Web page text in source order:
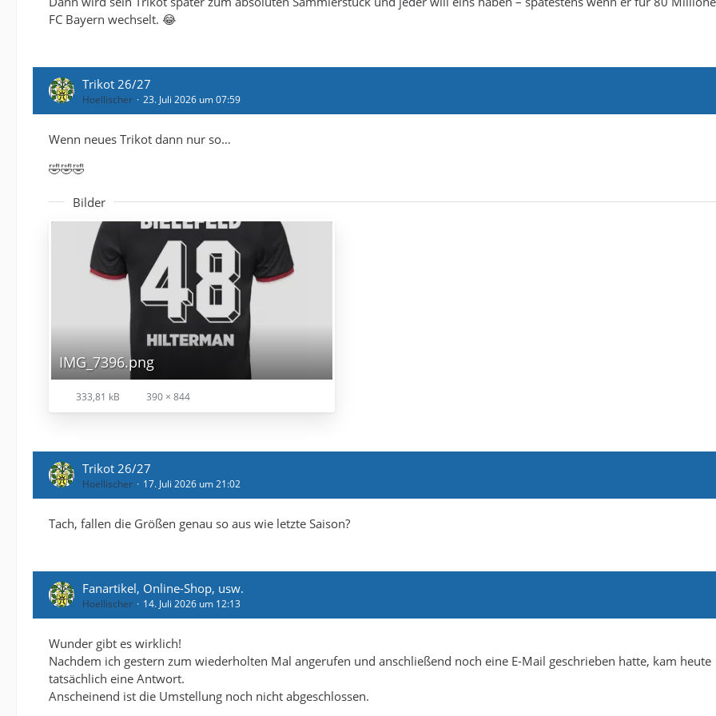
FC Bayern wechselt. 😂
Trikot 26/27
Hoellischer 23. Juli 2026 um 07:59
Wenn neues Trikot dann nur so…
🤣🤣🤣
Bilder
IMG_7396.png
333,81 kB 390 × 844
Trikot 26/27
Hoellischer 17. Juli 2026 um 21:02
Tach, fallen die Größen genau so aus wie letzte Saison?
Fanartikel, Online-Shop, usw.
Hoellischer 14. Juli 2026 um 12:13
Wunder gibt es wirklich!
Nachdem ich gestern zum wiederholten Mal angerufen und anschließend noch eine E-Mail geschrieben hatte, kam heute
tatsächlich eine Antwort.
Anscheinend ist die Umstellung noch nicht abgeschlossen.